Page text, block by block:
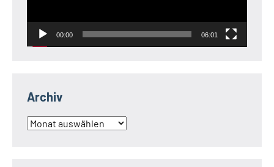
00:00 06:01
Archiv
Archiv